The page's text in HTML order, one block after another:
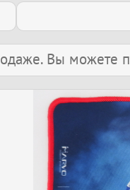
Вы можете